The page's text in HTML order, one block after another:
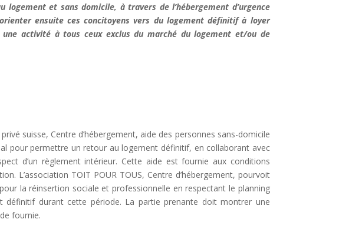
logement et sans domicile, à travers de l’hébergement d’urgence
ensuite ces concitoyens vers du logement définitif à loyer
activité à tous ceux exclus du marché du logement et/ou de
suisse, Centre d’hébergement, aide des personnes sans-domicile
pour permettre un retour au logement définitif, en collaborant avec
d’un règlement intérieur. Cette aide est fournie aux conditions
L’association TOIT POUR TOUS, Centre d’hébergement, pourvoit
la réinsertion sociale et professionnelle en respectant le planning
définitif durant cette période. La partie prenante doit montrer une
fournie.